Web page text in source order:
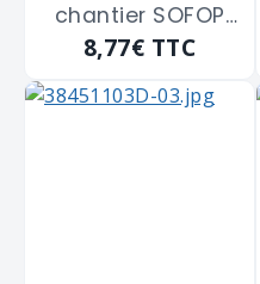
chantier SOFOP
"oceanic2" blanc
8,77€ TTC